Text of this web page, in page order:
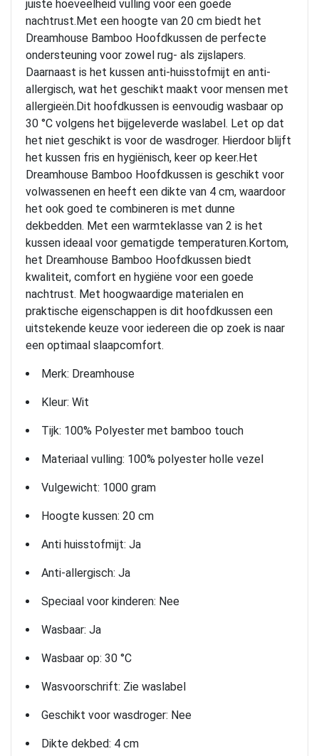
juiste hoeveelheid vulling voor een goede
nachtrust.Met een hoogte van 20 cm biedt het
Dreamhouse Bamboo Hoofdkussen de perfecte
ondersteuning voor zowel rug- als zijslapers.
Daarnaast is het kussen anti-huisstofmijt en anti-
allergisch, wat het geschikt maakt voor mensen met
allergieën.Dit hoofdkussen is eenvoudig wasbaar op
30 °C volgens het bijgeleverde waslabel. Let op dat
het niet geschikt is voor de wasdroger. Hierdoor blijft
het kussen fris en hygiënisch, keer op keer.Het
Dreamhouse Bamboo Hoofdkussen is geschikt voor
volwassenen en heeft een dikte van 4 cm, waardoor
het ook goed te combineren is met dunne
dekbedden. Met een warmteklasse van 2 is het
kussen ideaal voor gematigde temperaturen.Kortom,
het Dreamhouse Bamboo Hoofdkussen biedt
kwaliteit, comfort en hygiëne voor een goede
nachtrust. Met hoogwaardige materialen en
praktische eigenschappen is dit hoofdkussen een
uitstekende keuze voor iedereen die op zoek is naar
een optimaal slaapcomfort.
Merk: Dreamhouse
Kleur: Wit
Tijk: 100% Polyester met bamboo touch
Materiaal vulling: 100% polyester holle vezel
Vulgewicht: 1000 gram
Hoogte kussen: 20 cm
Anti huisstofmijt: Ja
Anti-allergisch: Ja
Speciaal voor kinderen: Nee
Wasbaar: Ja
Wasbaar op: 30 °C
Wasvoorschrift: Zie waslabel
Geschikt voor wasdroger: Nee
Dikte dekbed: 4 cm